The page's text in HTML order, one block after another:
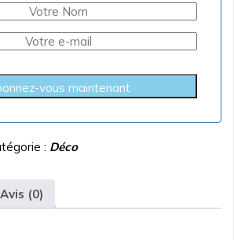
vous maintenant
: Déco
Avis (0)